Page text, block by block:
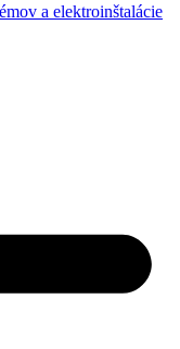
a elektroinštalácie